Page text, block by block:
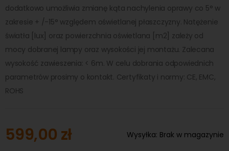
dodatkowo umożliwia zmianę kąta nachylenia oprawy co 5° w
zakresie + /-15° względem oświetlanej płaszczyzny. Natężenie
światła [lux] oraz powierzchnia oświetlana [m2] zależy od
mocy dobranej lampy oraz wysokości jej montażu. Zalecana
wysokość zawieszenia: < 6m. W celu dobrania odpowiednich
parametrów prosimy o kontakt. Certyfikaty i normy: CE, EMC,
ROHS
599,00 zł Wysyłka: Brak w magazynie